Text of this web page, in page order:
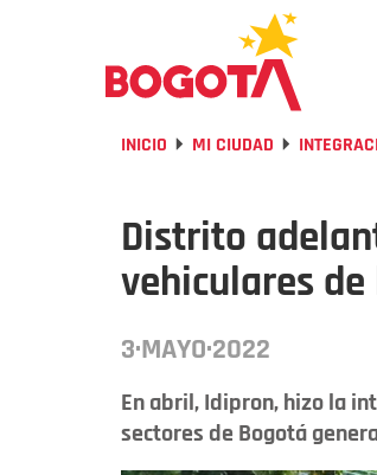
INICIO MI CIUDAD
Distrito
vehiculares
3·MAYO·2022
En abril, Idipron, hizo la
sectores de Bogotá